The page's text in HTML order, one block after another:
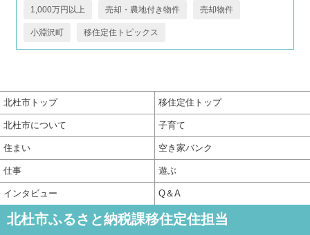
1,000万円以上 売却・農地付き物件 売却物件
小淵沢町 移住定住トピックス
北杜市トップ 移住定住トップ
北杜市について 子育て
住まい 空き家バンク
仕事 遊ぶ
インタビュー Q＆A
北杜市ふるさと納税課移住定住担当